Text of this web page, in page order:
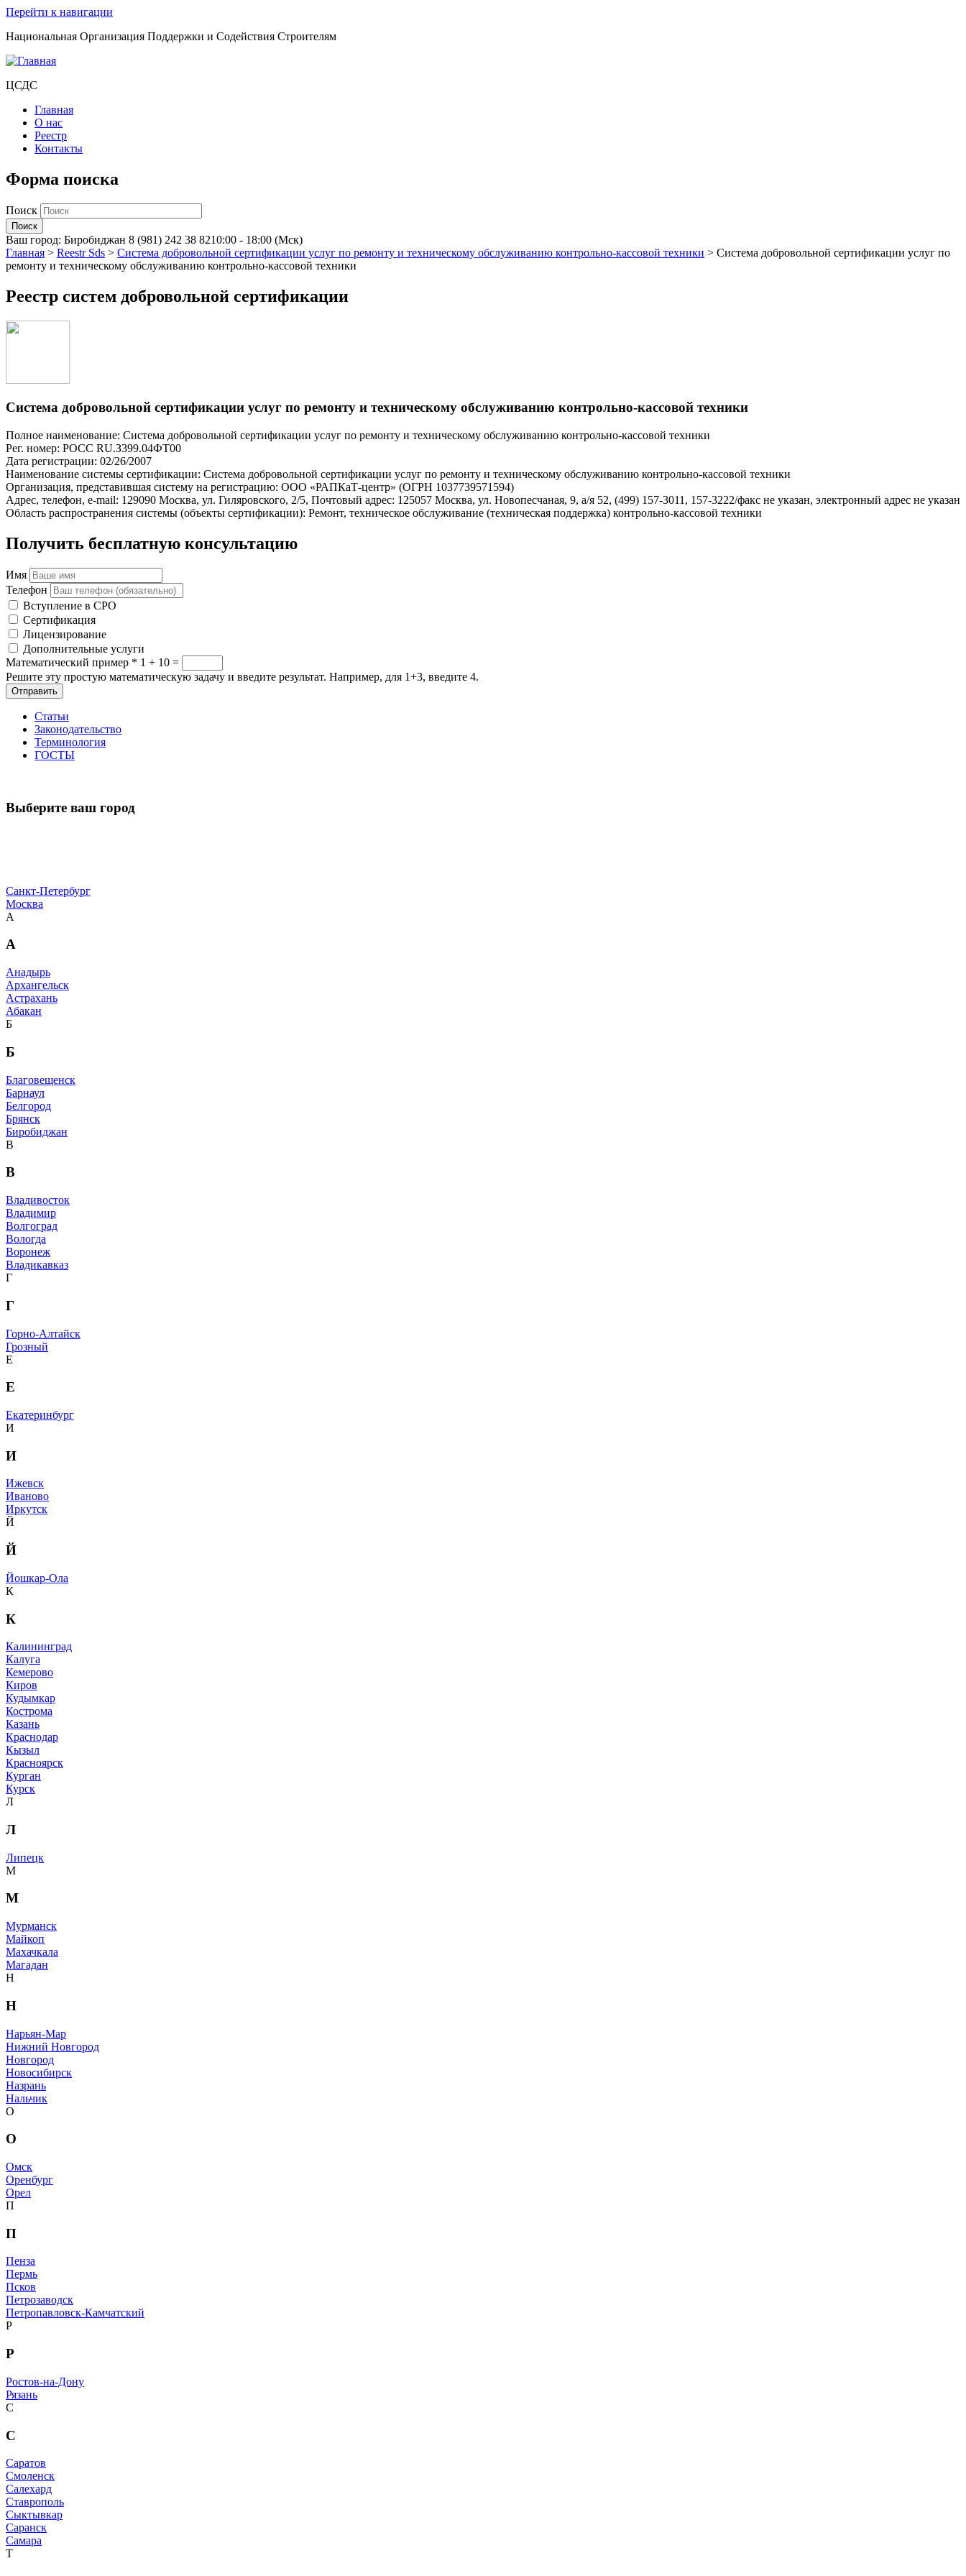
Перейти к навигации
Национальная Организация Поддержки и Содействия Строителям
ЦСДС
Главная
О нас
Реестр
Контакты
Форма поиска
Поиск
Ваш город: Биробиджан 8 (981) 242 38 8210:00 - 18:00 (Мск)
Главная > Reestr Sds > Система добровольной сертификации услуг по ремонту и техническому обслуживанию контрольно-кассовой техники > Система добровольной сертификации услуг по
ремонту и техническому обслуживанию контрольно-кассовой техники
Реестр систем добровольной сертификации
Система добровольной сертификации услуг по ремонту и техническому обслуживанию контрольно-кассовой техники
Полное наименование: Система добровольной сертификации услуг по ремонту и техническому обслуживанию контрольно-кассовой техники
Рег. номер: РОСС RU.З399.04ФТ00
Дата регистрации: 02/26/2007
Наименование системы сертификации: Система добровольной сертификации услуг по ремонту и техническому обслуживанию контрольно-кассовой техники
Организация, представившая систему на регистрацию: ООО «РАПКаТ-центр» (ОГРН 1037739571594)
Адрес, телефон, e-mail: 129090 Москва, ул. Гиляровского, 2/5, Почтовый адрес: 125057 Москва, ул. Новопесчаная, 9, а/я 52, (499) 157-3011, 157-3222/факс не указан, электронный адрес не указан
Область распространения системы (объекты сертификации): Ремонт, техническое обслуживание (техническая поддержка) контрольно-кассовой техники
Получить бесплатную консультацию
Имя
Телефон
Вступление в СРО
Сертификация
Лицензирование
Дополнительные услуги
Математический пример * 1 + 10 =
Решите эту простую математическую задачу и введите результат. Например, для 1+3, введите 4.
Отправить
Статьи
Законодательство
Терминология
ГОСТЫ
Выберите ваш город
Санкт-Петербург
Москва
А
А
Анадырь
Архангельск
Астрахань
Абакан
Б
Б
Благовещенск
Барнаул
Белгород
Брянск
Биробиджан
В
В
Владивосток
Владимир
Волгоград
Вологда
Воронеж
Владикавказ
Г
Г
Горно-Алтайск
Грозный
Е
Е
Екатеринбург
И
И
Ижевск
Иваново
Иркутск
Й
Й
Йошкар-Ола
К
К
Калининград
Калуга
Кемерово
Киров
Кудымкар
Кострома
Казань
Краснодар
Кызыл
Красноярск
Курган
Курск
Л
Л
Липецк
М
М
Мурманск
Майкоп
Махачкала
Магадан
Н
Н
Нарьян-Мар
Нижний Новгород
Новгород
Новосибирск
Назрань
Нальчик
О
О
Омск
Оренбург
Орел
П
П
Пенза
Пермь
Псков
Петрозаводск
Петропавловск-Камчатский
Р
Р
Ростов-на-Дону
Рязань
С
С
Саратов
Смоленск
Салехард
Ставрополь
Сыктывкар
Саранск
Самара
Т